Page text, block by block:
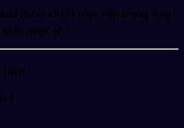
add thêm eSIM trực tiếp trong ứng
quốc tế.